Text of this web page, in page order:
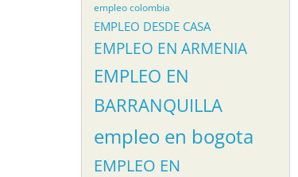
empleo colombia
EMPLEO DESDE CASA
EMPLEO EN ARMENIA
EMPLEO EN
BARRANQUILLA
empleo en bogota
EMPLEO EN